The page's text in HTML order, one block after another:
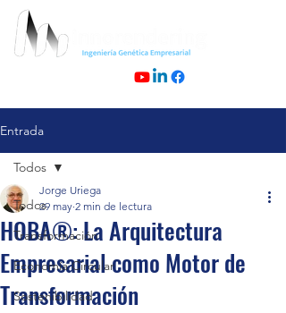
Entrada
Todos
Transformación
Economía Circular
Sostenibilidad
Todos
HOBA®: La Arquitectura
Empresarial como Motor de
Transformación
Jorge Uriega
29 may 2 min de lectura